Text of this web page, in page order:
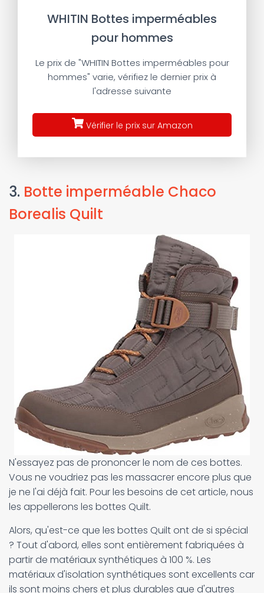
WHITIN Bottes imperméables
pour hommes
Le prix de "WHITIN Bottes imperméables pour
hommes" varie, vérifiez le dernier prix à
l'adresse suivante
Vérifier le prix sur Amazon
3. Botte imperméable Chaco
Borealis Quilt
N'essayez pas de prononcer le nom de ces bottes.
Vous ne voudriez pas les massacrer encore plus que
je ne l'ai déjà fait. Pour les besoins de cet article, nous
les appellerons les bottes Quilt.
Alors, qu'est-ce que les bottes Quilt ont de si spécial
? Tout d'abord, elles sont entièrement fabriquées à
partir de matériaux synthétiques à 100 %. Les
matériaux d'isolation synthétiques sont excellents car
ils sont moins chers et plus durables que d'autres